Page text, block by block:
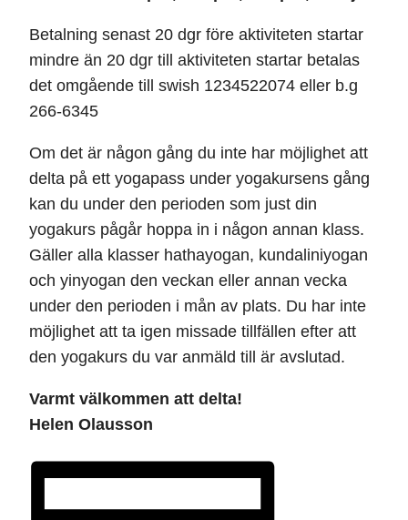
Betalning senast 20 dgr före aktiviteten startar
mindre än 20 dgr till aktiviteten startar betalas
det omgående till swish 1234522074 eller b.g
266-6345
Om det är någon gång du inte har möjlighet att
delta på ett yogapass under yogakursens gång
kan du under den perioden som just din
yogakurs pågår hoppa in i någon annan klass.
Gäller alla klasser hathayogan, kundaliniyogan
och yinyogan den veckan eller annan vecka
under den perioden i mån av plats. Du har inte
möjlighet att ta igen missade tillfällen efter att
den yogakurs du var anmäld till är avslutad.
Varmt välkommen att delta!
Helen Olausson